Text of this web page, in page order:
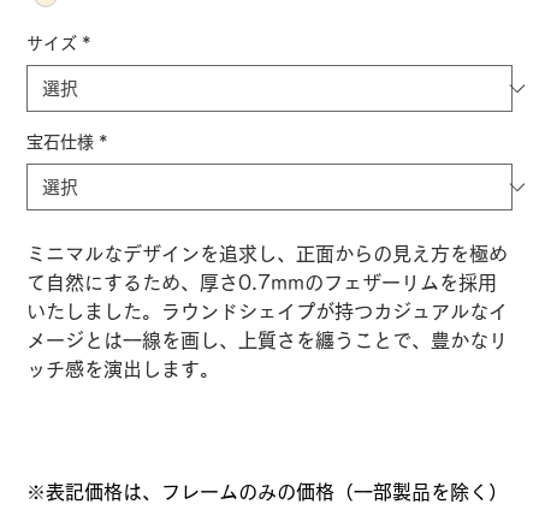
サイズ *
宝石仕様 *
ミニマルなデザインを追求し、正面からの見え方を極め
て自然にするため、厚さ0.7mmのフェザーリムを採用
いたしました。ラウンドシェイプが持つカジュアルなイ
メージとは一線を画し、上質さを纏うことで、豊かなリ
ッチ感を演出します。
※表記価格は、フレームのみの価格（一部製品を除く）